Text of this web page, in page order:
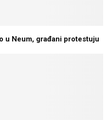
u Neum, građani protestuju